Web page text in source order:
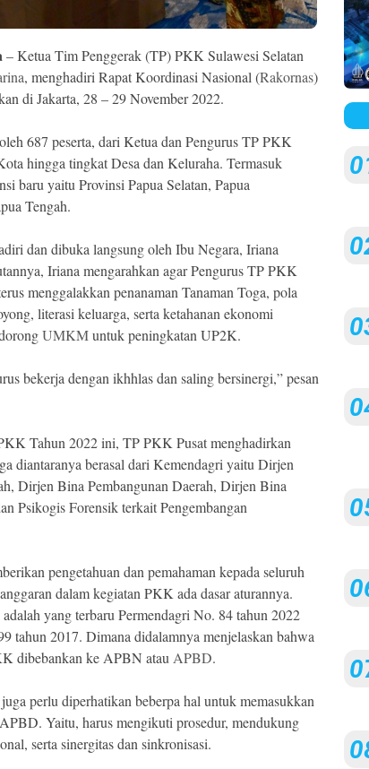
– Ketua Tim Penggerak (TP) PKK Sulawesi Selatan
, menghadiri Rapat Koordinasi Nasional (Rakornas)
di Jakarta, 28 – 29 November 2022.
687 peserta, dari Ketua dan Pengurus TP PKK
hingga tingkat Desa dan Keluraha. Termasuk
baru yaitu Provinsi Papua Selatan, Papua
Tengah.
dan dibuka langsung oleh Ibu Negara, Iriana
Iriana mengarahkan agar Pengurus TP PKK
menggalakkan penanaman Tanaman Toga, pola
literasi keluarga, serta ketahanan ekonomi
UMKMuntuk peningkatan UP2K.
bekerja dengan ikhhlas dan saling bersinergi,” pesan
Tahun 2022 ini, TP PKK Pusat menghadirkan
diantaranya berasal dari Kemendagri yaitu Dirjen
Dirjen Bina Pembangunan Daerah, Dirjen Bina
Psikogis Forensik terkait Pengembangan
pengetahuan dan pemahaman kepada seluruh
dalam kegiatan PKK ada dasar aturannya.
yang terbaru Permendagri No. 84 tahun 2022
tahun 2017. Dimana didalamnya menjelaskan bahwa
dibebankan ke APBN atau APBD.
perlu diperhatikan beberpa hal untuk memasukkan
Yaitu, harus mengikuti prosedur, mendukung
serta sinergitas dan sinkronisasi.